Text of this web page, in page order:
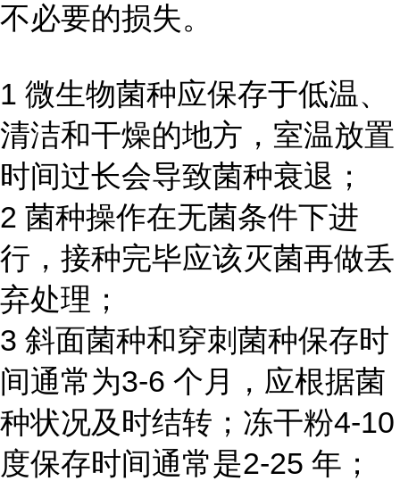
不必要的损失。
1 微生物菌种应保存于低温、
清洁和干燥的地方，室温放置
时间过长会导致菌种衰退；
2 菌种操作在无菌条件下进
行，接种完毕应该灭菌再做丢
弃处理；
3 斜面菌种和穿刺菌种保存时
间通常为3-6 个月，应根据菌
种状况及时结转；冻干粉4-10
度保存时间通常是2-25 年；